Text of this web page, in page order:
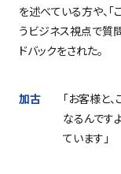
を述べている方や、「
うビジネス視点で質
ドバックをされた。
加古
「お客様と
なるんです
ています」